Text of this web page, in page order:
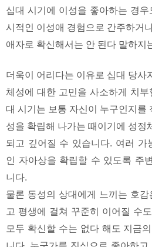
십대 시기에 이성을 좋아하는 경
시적인 이성애 경험으로 간주하거
애자로 확신해서는 안 된다 말하지
더욱이 어리다는 이유로 십대 당사
체성에 대한 고민을 사소하게 치
대 시기는 보통 자신이 누구인지를
성을 확립해 나가는 때이기에 성정
되고 깊어질 수 있습니다. 여러 가
인 자아상을 확립할 수 있도록 주
니다.
물론 동성의 상대에게 느끼는 호
고 평생에 걸쳐 꾸준히 이어질 수
모두 확신할 수는 없다 해도 지금